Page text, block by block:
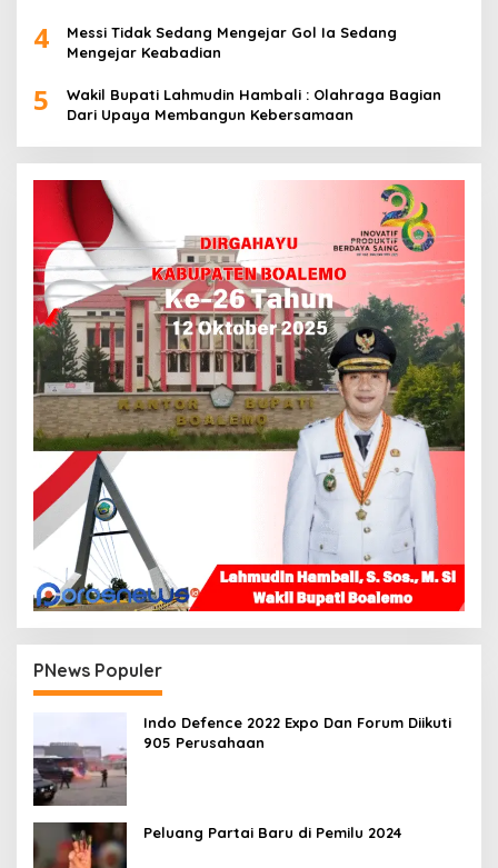
4
Messi Tidak Sedang Mengejar Gol Ia Sedang
Mengejar Keabadian
5
Wakil Bupati Lahmudin Hambali : Olahraga Bagian
Dari Upaya Membangun Kebersamaan
PNews Populer
Indo Defence 2022 Expo Dan Forum Diikuti
905 Perusahaan
Peluang Partai Baru di Pemilu 2024